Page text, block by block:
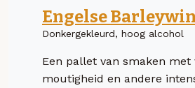
Engelse
Donkergekleurd, hoog alcohol
Een pallet van smaken met
moutigheid en andere